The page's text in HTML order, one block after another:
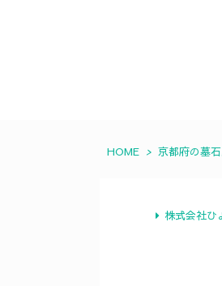
HOME > 京都府の墓
株式会社ひ